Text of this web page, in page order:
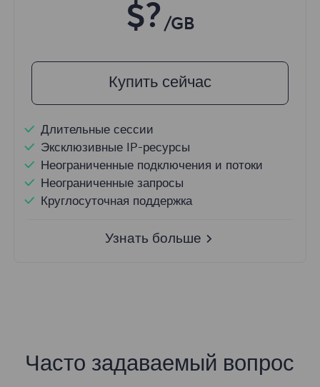
$? /GB
Купить сейчас
Длительные сессии
Эксклюзивные IP-ресурсы
Неограниченные подключения и потоки
Неограниченные запросы
Круглосуточная поддержка
Узнать больше
Часто задаваемый вопрос